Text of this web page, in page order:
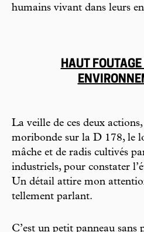
humains vivant dans leurs
HAUT FOUTAGE
La veille de ces deux
moribonde sur la D 178, le
mâche et de radis cultivés
industriels, pour constater
Un détail attire mon
tellement parlant.
C’est un petit panneau sans